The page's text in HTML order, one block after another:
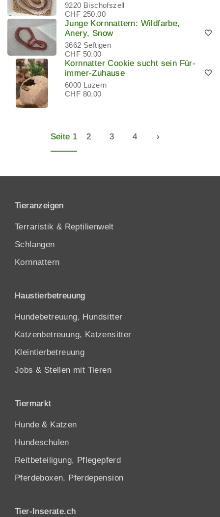
9220 Bischofszell
CHF 250.00
Junge Kornnattern: Wildfarbe,
Anery, Snow
3662 Seftigen
CHF 50.00
Kornnatter Cookie sucht sein Für-
immer-Zuhause
6000 Luzern
CHF 80.00
Seite 1 2 3 4 ›
Tieranzeigen
Terraristik & Reptilienwelt
Schlangen
Kornnattern
Haustierbetreuung
Hundebetreuung, Hundsitter
Katzenbetreuung, Katzensitter
Kleintierbetreuung
Jobs & Stellen mit Tieren
Tiermarkt
Hunde & Katzen
Hundeschulen
Reitbeteiligung, Pflegepferd
Pferdeboxen, Pferdepension
Tier-Inserate.ch